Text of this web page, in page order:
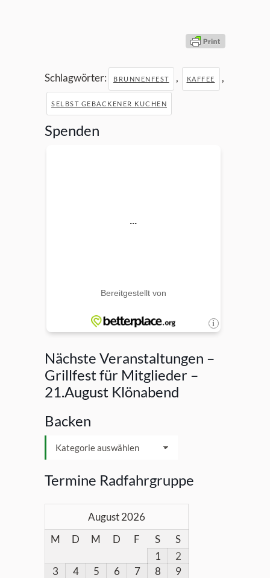
Schlagwörter: BRUNNENFEST , KAFFEE ,
SELBST GEBACKENER KUCHEN
Spenden
Nächste Veranstaltungen –
Grillfest für Mitglieder –
21.August Klönabend
Backen
Backen
Termine Radfahrgruppe
August 2026
M
D M D F S
S
1
2
3
4 5 6 7 8
9